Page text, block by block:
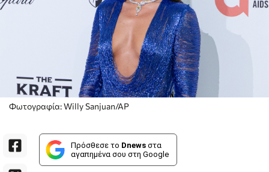
Φωτογραφία: Willy Sanjuan/AP
Πρόσθεσε το Dnews στα
αγαπημένα σου στη Google